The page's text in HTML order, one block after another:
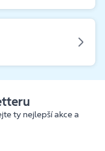
ty nejlepší akce a